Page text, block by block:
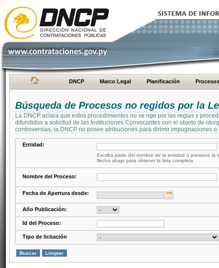
DNCP Marco Legal Planificación Procesos
Búsqueda de Procesos no regidos por la
La DNCP aclara que estos procedimientos no se rige por las reglas y
difundidos a solicitud de las Instituciones Convocantes con el objeto de
controversias, la DNCP no posee atribuciones para dirimir impugnaciones
Entidad:
Escriba parte del nombre de la entidad o presione la
flecha abajo para obtener la lista completa
Nombre del Proceso:
Fecha de Apertura desde:
Año Publicación:
Id del Proceso:
Tipo de licitación